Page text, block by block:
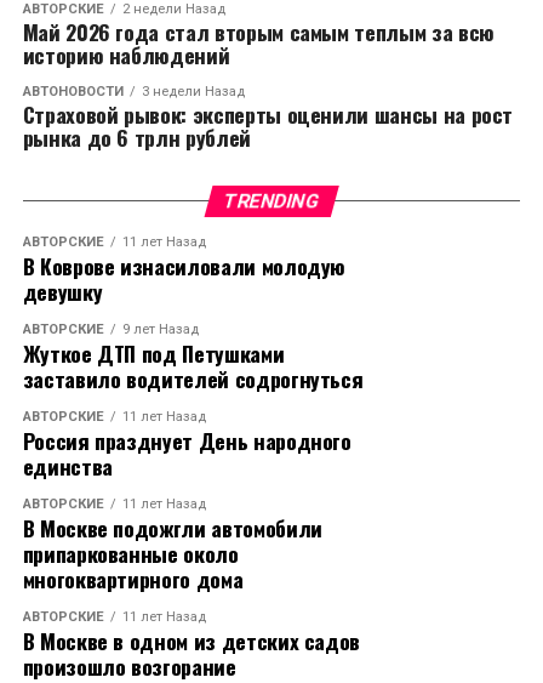
АВТОРСКИЕ 2 недели Назад
Май 2026 года стал вторым самым теплым за всю
историю наблюдений
АВТОНОВОСТИ 3 недели Назад
Страховой рывок: эксперты оценили шансы на рост
рынка до 6 трлн рублей
TRENDING
АВТОРСКИЕ 11 лет Назад
В Коврове изнасиловали молодую
девушку
АВТОРСКИЕ 9 лет Назад
Жуткое ДТП под Петушками
заставило водителей содрогнуться
АВТОРСКИЕ 11 лет Назад
Россия празднует День народного
единства
АВТОРСКИЕ 11 лет Назад
В Москве подожгли автомобили
припаркованные около
многоквартирного дома
АВТОРСКИЕ 11 лет Назад
В Москве в одном из детских садов
произошло возгорание